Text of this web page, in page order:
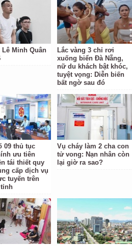
Minh Quân
Lắc vàng 3 chỉ rơi
xuống biển Đà Nẵng,
nữ du khách bật khóc,
tuyệt vọng: Diễn biến
bất ngờ sau đó
09 thủ tục
ưu tiên
tái thiết quy
cấp dịch vụ
tuyến trên
Vụ cháy làm 2 cha con
tử vong: Nạn nhân còn
lại giờ ra sao?